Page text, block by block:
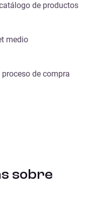
de productos
medio
de compra
sobre